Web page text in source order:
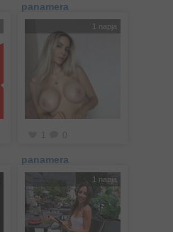
panamera
1 napja
panamera
1 napja